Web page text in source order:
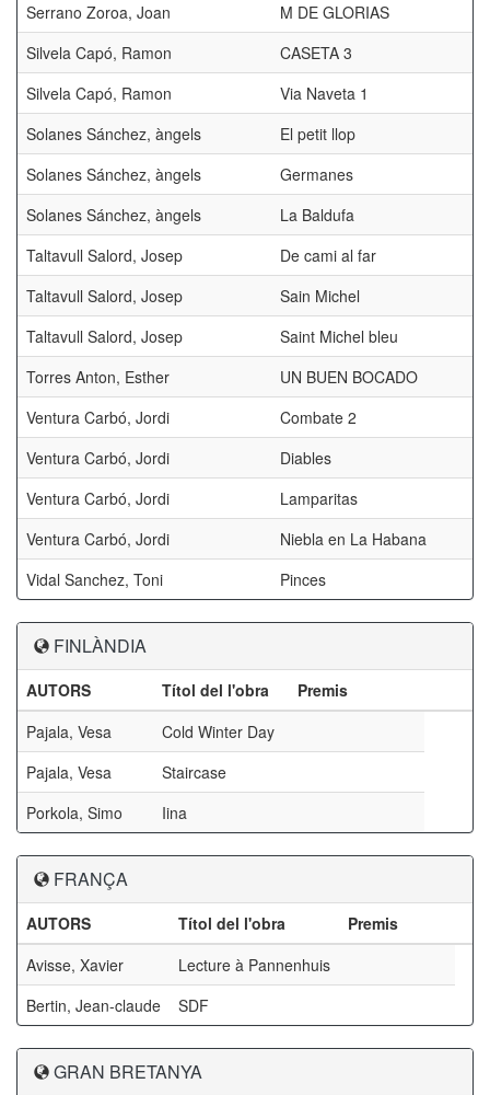
Serrano Zoroa, Joan
M DE GLORIAS
Silvela Capó, Ramon
CASETA 3
Silvela Capó, Ramon
Via Naveta 1
Solanes Sánchez, àngels
El petit llop
Solanes Sánchez, àngels
Germanes
Solanes Sánchez, àngels
La Baldufa
Taltavull Salord, Josep
De cami al far
Taltavull Salord, Josep
Sain Michel
Taltavull Salord, Josep
Saint Michel bleu
Torres Anton, Esther
UN BUEN BOCADO
Ventura Carbó, Jordi
Combate 2
Ventura Carbó, Jordi
Diables
Ventura Carbó, Jordi
Lamparitas
Ventura Carbó, Jordi
Niebla en La Habana
Vidal Sanchez, Toni
Pinces
FINLÀNDIA
AUTORS Títol del l'obra
Premis
Pajala, Vesa
Cold Winter Day
Pajala, Vesa
Staircase
Porkola, Simo
Iina
FRANÇA
AUTORS Títol del l'obra
Premis
Avisse, Xavier
Lecture à Pannenhuis
Bertin, Jean-claude
SDF
GRAN BRETANYA